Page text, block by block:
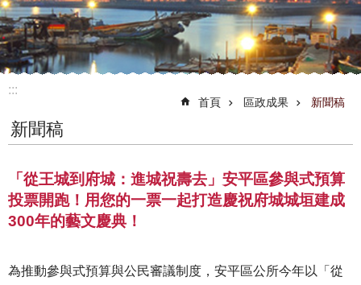
:::
首頁 區政成果 新聞稿
新聞稿
「從王城到府城：進城祝壽去」安平區參與式預算
投票開跑！用您的一票一起打造慶祝府城城垣建成
300年的藝文慶典！
為推動參與式預算與公民審議制度，安平區公所今年以「從